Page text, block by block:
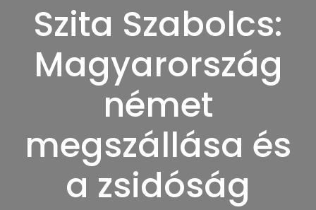
Szita Szabolcs:
Magyarország
német
megszállása és
a zsidóság